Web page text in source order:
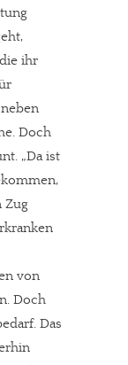
letzten Monaten
schätzen,
ihr
Doch
„Da ist
Zug
von
Doch
Das